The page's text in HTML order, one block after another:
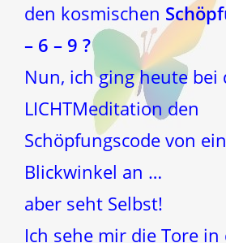
den kosmischen
– 6 – 9 ?
Nun, ich ging heute bei
LICHTMeditation den
Schöpfungscode von
Blickwinkel an …
aber seht Selbst!
Ich sehe mir die Tore in